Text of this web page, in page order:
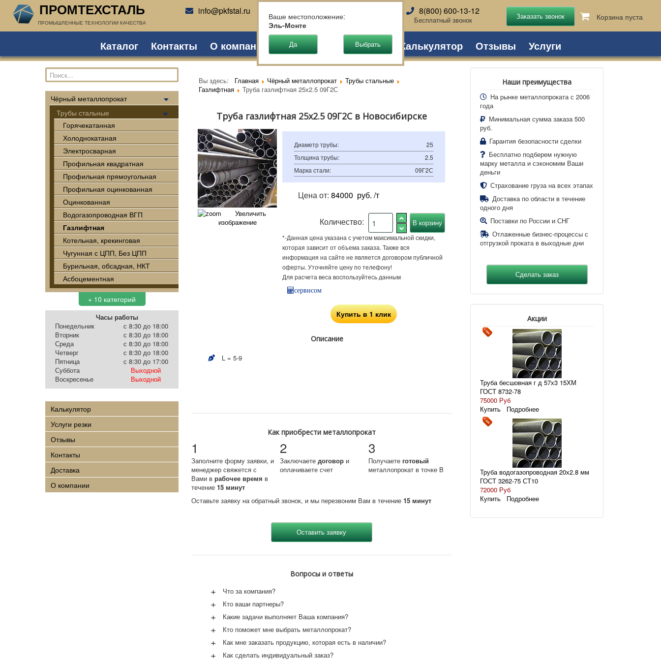
ПРОМТЕХСТАЛЬ
ПРОМЫШЛЕННЫЕ ТЕХНОЛОГИИ КАЧЕСТВА
info@pkfstal.ru 8(800) 600-13-12
Бесплатный звонок Корзина пуста
Каталог Контакты О компании Партнеры Доставка Калькулятор Отзывы Услуги
Чёрный металлопрокат
Трубы стальные
Горячекатанная
Холоднокатаная
Электросварная
Профильная квадратная
Профильная прямоугольная
Профильная оцинкованная
Оцинкованная
Водогазопроводная ВГП
Газлифтная
Котельная, крекинговая
Чугунная с ЦПП, Без ЦПП
Бурильная, обсадная, НКТ
Асбоцементная
+ 10 категорий
Часы работы
Понедельник
с 8:30 до 18:00
Вторник
с 8:30 до 18:00
Среда
с 8:30 до 18:00
Четверг
с 8:30 до 18:00
Пятница
с 8:30 до 17:00
Суббота
Выходной
Воскресенье
Выходной
Калькулятор
Услуги резки
Отзывы
Контакты
Доставка
О компании
Вы здесь: Главная Чёрный металлопрокат
Трубы стальные
Газлифтная
Труба газлифтная 25х2.5 09Г2С
Труба газлифтная 25х2.5 09Г2С в Новосибирске
Увеличить
изображение
Диаметр трубы:
25
Толщина трубы:
2.5
Марка стали: 09Г2С
Цена от: 84000 руб. /т
Количество:
*-Данная цена указана с учетом максимальной скидки,
которая зависит от объема заказа. Также вся
информация на сайте не является договором публичной
оферты. Уточняйте цену по телефону!
Для расчета веса воспользуйтесь данным
сервисом
Купить в 1 клик
Описание
L = 5-9
Как приобрести металлопрокат
1
Заполните форму заявки, и
менеджер свяжется с
Вами врабочее время в
течение15 минут
2
Заключаетедоговор и
оплачиваете счет
3
Получаете готовый
металлопрокат в точке B
Оставьте заявку на обратный звонок, и мы перезвоним Вам в течение15 минут
Вопросы и ответы
+ Что за компания?
+ Кто ваши партнеры?
+ Какие задачи выполняет Ваша компания?
+ Кто поможет мне выбрать металлопрокат?
+ Как мне заказать продукцию, которая есть в наличии?
+ Как сделать индивидуальный заказ?
Наши преимущества
На рынке металлопроката с 2006
года
Минимальная сумма заказа 500
руб.
Гарантия безопасности сделки
Бесплатно подберем нужную
марку металла и сэкономим Ваши
деньги
Страхование груза на всех этапах
Доставка по области в течение
одного дня
Поставки по России и СНГ
Отлаженные бизнес-процессы с
отгрузкой проката в выходные дни
Акции
Труба бесшовная г д 57х3 15ХМ
ГОСТ 8732-78
75000 Руб
Купить
Подробнее
Труба водогазопроводная 20х2.8 мм
ГОСТ 3262-75 СТ10
72000 Руб
Купить
Подробнее
Ваше местоположение:
Эль-Монте